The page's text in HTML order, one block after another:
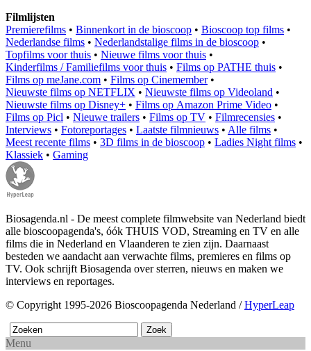
Filmlijsten
Premierefilms • Binnenkort in de bioscoop • Bioscoop top films •
Nederlandse films • Nederlandstalige films in de bioscoop •
Topfilms voor thuis • Nieuwe films voor thuis •
Kinderfilms / Familiefilms voor thuis • Films op PATHE thuis •
Films op meJane.com • Films op Cinemember•
Nieuwste films op NETFLIX • Nieuwste films op Videoland •
Nieuwste films op Disney+ • Films op Amazon Prime Video •
Films op Picl • Nieuwe trailers • Films op TV • Filmrecensies •
Interviews • Fotoreportages • Laatste filmnieuws • Alle films •
Meest recente films • 3D films in de bioscoop • Ladies Night films •
Klassiek • Gaming
Biosagenda.nl - De meest complete filmwebsite van Nederland biedt
alle bioscoopagenda's, óók THUIS VOD, Streaming en TV en alle
films die in Nederland en Vlaanderen te zien zijn. Daarnaast
besteden we aandacht aan verwachte films, premieres en films op
TV. Ook schrijft Biosagenda over sterren, nieuws en maken we
interviews en reportages.
© Copyright 1995-2026 Bioscoopagenda Nederland /HyperLeap
Menu